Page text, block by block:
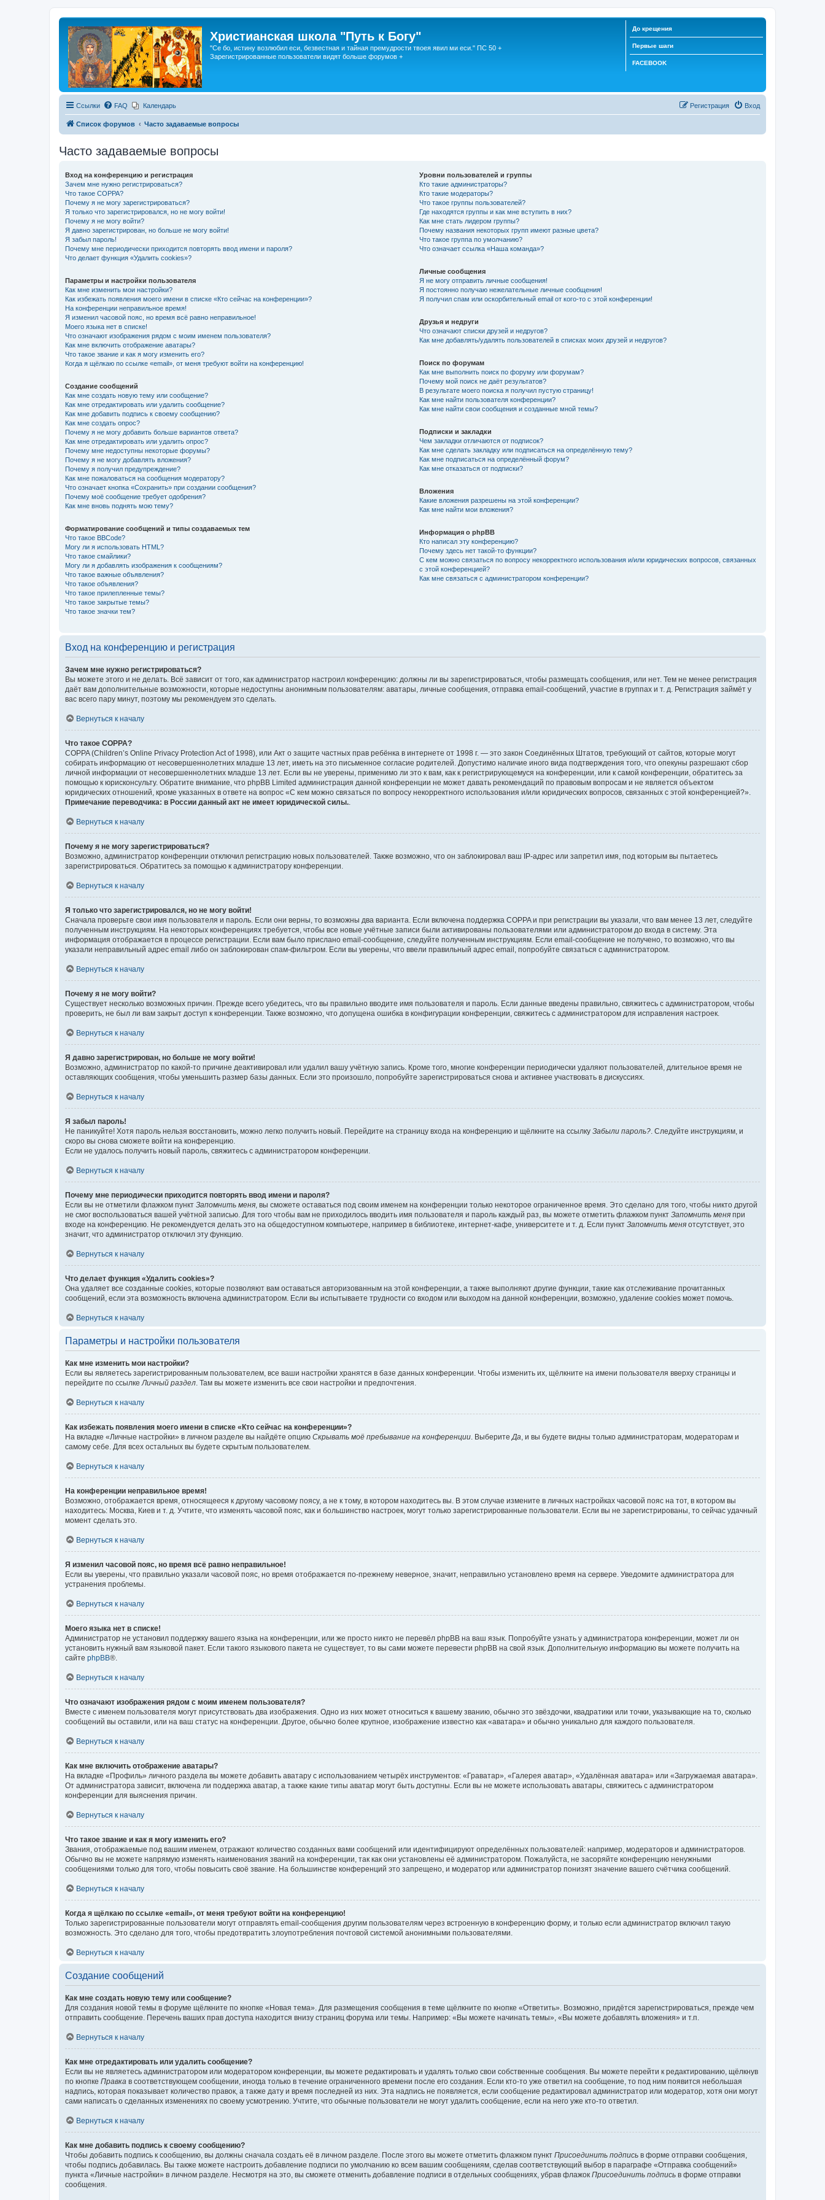
Христианская школа "Путь к Богу"
"Се бо, истину возлюбил еси, безвестная и тайная премудрости твоея явил ми еси." ПС 50 +
Зарегистрированные пользователи видят больше форумов +
До крещения
Первые шаги
FACEBOOK
Ссылки FAQ Календарь Вход
Регистрация
Список форумов Часто задаваемые вопросы
Часто задаваемые вопросы
Вход на конференцию и регистрация
Зачем мне нужно регистрироваться?
Что такое COPPA?
Почему я не могу зарегистрироваться?
Я только что зарегистрировался, но не могу войти!
Почему я не могу войти?
Я давно зарегистрирован, но больше не могу войти!
Я забыл пароль!
Почему мне периодически приходится повторять ввод имени и пароля?
Что делает функция «Удалить cookies»?
Параметры и настройки пользователя
Как мне изменить мои настройки?
Как избежать появления моего имени в списке «Кто сейчас на конференции»?
На конференции неправильное время!
Я изменил часовой пояс, но время всё равно неправильное!
Моего языка нет в списке!
Что означают изображения рядом с моим именем пользователя?
Как мне включить отображение аватары?
Что такое звание и как я могу изменить его?
Когда я щёлкаю по ссылке «email», от меня требуют войти на конференцию!
Создание сообщений
Как мне создать новую тему или сообщение?
Как мне отредактировать или удалить сообщение?
Как мне добавить подпись к своему сообщению?
Как мне создать опрос?
Почему я не могу добавить больше вариантов ответа?
Как мне отредактировать или удалить опрос?
Почему мне недоступны некоторые форумы?
Почему я не могу добавлять вложения?
Почему я получил предупреждение?
Как мне пожаловаться на сообщения модератору?
Что означает кнопка «Сохранить» при создании сообщения?
Почему моё сообщение требует одобрения?
Как мне вновь поднять мою тему?
Форматирование сообщений и типы создаваемых тем
Что такое BBCode?
Могу ли я использовать HTML?
Что такое смайлики?
Могу ли я добавлять изображения к сообщениям?
Что такое важные объявления?
Что такое объявления?
Что такое прилепленные темы?
Что такое закрытые темы?
Что такое значки тем?
Уровни пользователей и группы
Кто такие администраторы?
Кто такие модераторы?
Что такое группы пользователей?
Где находятся группы и как мне вступить в них?
Как мне стать лидером группы?
Почему названия некоторых групп имеют разные цвета?
Что такое группа по умолчанию?
Что означает ссылка «Наша команда»?
Личные сообщения
Я не могу отправить личные сообщения!
Я постоянно получаю нежелательные личные сообщения!
Я получил спам или оскорбительный email от кого-то с этой конференции!
Друзья и недруги
Что означают списки друзей и недругов?
Как мне добавлять/удалять пользователей в списках моих друзей и недругов?
Поиск по форумам
Как мне выполнить поиск по форуму или форумам?
Почему мой поиск не даёт результатов?
В результате моего поиска я получил пустую страницу!
Как мне найти пользователя конференции?
Как мне найти свои сообщения и созданные мной темы?
Подписки и закладки
Чем закладки отличаются от подписок?
Как мне сделать закладку или подписаться на определённую тему?
Как мне подписаться на определённый форум?
Как мне отказаться от подписки?
Вложения
Какие вложения разрешены на этой конференции?
Как мне найти мои вложения?
Информация о phpBB
Кто написал эту конференцию?
Почему здесь нет такой-то функции?
С кем можно связаться по вопросу некорректного использования и/или юридических вопросов, связанных
с этой конференцией?
Как мне связаться с администратором конференции?
Вход на конференцию и регистрация
Зачем мне нужно регистрироваться?
Вы можете этого и не делать. Всё зависит от того, как администратор настроил конференцию: должны ли вы зарегистрироваться, чтобы размещать сообщения, или нет. Тем не менее регистрация
даёт вам дополнительные возможности, которые недоступны анонимным пользователям: аватары, личные сообщения, отправка email-сообщений, участие в группах и т. д. Регистрация займёт у
вас всего пару минут, поэтому мы рекомендуем это сделать.
Вернуться к началу
Что такое COPPA?
COPPA (Children’s Online Privacy Protection Act of 1998), или Акт о защите частных прав ребёнка в интернете от 1998 г. — это закон Соединённых Штатов, требующий от сайтов, которые могут
собирать информацию от несовершеннолетних младше 13 лет, иметь на это письменное согласие родителей. Допустимо наличие иного вида подтверждения того, что опекуны разрешают сбор
личной информации от несовершеннолетних младше 13 лет. Если вы не уверены, применимо ли это к вам, как к регистрирующемуся на конференции, или к самой конференции, обратитесь за
помощью к юрисконсульту. Обратите внимание, что phpBB Limited администрация данной конференции не может давать рекомендаций по правовым вопросам и не является объектом
юридических отношений, кроме указанных в ответе на вопрос «С кем можно связаться по вопросу некорректного использования и/или юридических вопросов, связанных с этой конференцией?».
Примечание переводчика: в России данный акт не имеет юридической силы..
Вернуться к началу
Почему я не могу зарегистрироваться?
Возможно, администратор конференции отключил регистрацию новых пользователей. Также возможно, что он заблокировал ваш IP-адрес или запретил имя, под которым вы пытаетесь
зарегистрироваться. Обратитесь за помощью к администратору конференции.
Вернуться к началу
Я только что зарегистрировался, но не могу войти!
Сначала проверьте свои имя пользователя и пароль. Если они верны, то возможны два варианта. Если включена поддержка COPPA и при регистрации вы указали, что вам менее 13 лет, следуйте
полученным инструкциям. На некоторых конференциях требуется, чтобы все новые учётные записи были активированы пользователями или администратором до входа в систему. Эта
информация отображается в процессе регистрации. Если вам было прислано email-сообщение, следуйте полученным инструкциям. Если email-сообщение не получено, то возможно, что вы
указали неправильный адрес email либо он заблокирован спам-фильтром. Если вы уверены, что ввели правильный адрес email, попробуйте связаться с администратором.
Вернуться к началу
Почему я не могу войти?
Существует несколько возможных причин. Прежде всего убедитесь, что вы правильно вводите имя пользователя и пароль. Если данные введены правильно, свяжитесь с администратором, чтобы
проверить, не был ли вам закрыт доступ к конференции. Также возможно, что допущена ошибка в конфигурации конференции, свяжитесь с администратором для исправления настроек.
Вернуться к началу
Я давно зарегистрирован, но больше не могу войти!
Возможно, администратор по какой-то причине деактивировал или удалил вашу учётную запись. Кроме того, многие конференции периодически удаляют пользователей, длительное время не
оставляющих сообщения, чтобы уменьшить размер базы данных. Если это произошло, попробуйте зарегистрироваться снова и активнее участвовать в дискуссиях.
Вернуться к началу
Я забыл пароль!
Не паникуйте! Хотя пароль нельзя восстановить, можно легко получить новый. Перейдите на страницу входа на конференцию и щёлкните на ссылку Забыли пароль?. Следуйте инструкциям, и
скоро вы снова сможете войти на конференцию.
Если не удалось получить новый пароль, свяжитесь с администратором конференции.
Вернуться к началу
Почему мне периодически приходится повторять ввод имени и пароля?
Если вы не отметили флажком пункт Запомнить меня, вы сможете оставаться под своим именем на конференции только некоторое ограниченное время. Это сделано для того, чтобы никто другой
не смог воспользоваться вашей учётной записью. Для того чтобы вам не приходилось вводить имя пользователя и пароль каждый раз, вы можете отметить флажком пункт Запомнить меня при
входе на конференцию. Не рекомендуется делать это на общедоступном компьютере, например в библиотеке, интернет-кафе, университете и т. д. Если пункт Запомнить меня отсутствует, это
значит, что администратор отключил эту функцию.
Вернуться к началу
Что делает функция «Удалить cookies»?
Она удаляет все созданные cookies, которые позволяют вам оставаться авторизованным на этой конференции, а также выполняют другие функции, такие как отслеживание прочитанных
сообщений, если эта возможность включена администратором. Если вы испытываете трудности со входом или выходом на данной конференции, возможно, удаление cookies может помочь.
Вернуться к началу
Параметры и настройки пользователя
Как мне изменить мои настройки?
Если вы являетесь зарегистрированным пользователем, все ваши настройки хранятся в базе данных конференции. Чтобы изменить их, щёлкните на имени пользователя вверху страницы и
перейдите по ссылкеЛичный раздел. Там вы можете изменить все свои настройки и предпочтения.
Вернуться к началу
Как избежать появления моего имени в списке «Кто сейчас на конференции»?
На вкладке «Личные настройки» в личном разделе вы найдёте опцию Скрывать моё пребывание на конференции. ВыберитеДа, и вы будете видны только администраторам, модераторам и
самому себе. Для всех остальных вы будете скрытым пользователем.
Вернуться к началу
На конференции неправильное время!
Возможно, отображается время, относящееся к другому часовому поясу, а не к тому, в котором находитесь вы. В этом случае измените в личных настройках часовой пояс на тот, в котором вы
находитесь: Москва, Киев и т. д. Учтите, что изменять часовой пояс, как и большинство настроек, могут только зарегистрированные пользователи. Если вы не зарегистрированы, то сейчас удачный
момент сделать это.
Вернуться к началу
Я изменил часовой пояс, но время всё равно неправильное!
Если вы уверены, что правильно указали часовой пояс, но время отображается по-прежнему неверное, значит, неправильно установлено время на сервере. Уведомите администратора для
устранения проблемы.
Вернуться к началу
Моего языка нет в списке!
Администратор не установил поддержку вашего языка на конференции, или же просто никто не перевёл phpBB на ваш язык. Попробуйте узнать у администратора конференции, может ли он
установить нужный вам языковой пакет. Если такого языкового пакета не существует, то вы сами можете перевести phpBB на свой язык. Дополнительную информацию вы можете получить на
сайте phpBB®.
Вернуться к началу
Что означают изображения рядом с моим именем пользователя?
Вместе с именем пользователя могут присутствовать два изображения. Одно из них может относиться к вашему званию, обычно это звёздочки, квадратики или точки, указывающие на то, сколько
сообщений вы оставили, или на ваш статус на конференции. Другое, обычно более крупное, изображение известно как «аватара» и обычно уникально для каждого пользователя.
Вернуться к началу
Как мне включить отображение аватары?
На вкладке «Профиль» личного раздела вы можете добавить аватару с использованием четырёх инструментов: «Граватар», «Галерея аватар», «Удалённая аватара» или «Загружаемая аватара».
От администратора зависит, включена ли поддержка аватар, а также какие типы аватар могут быть доступны. Если вы не можете использовать аватары, свяжитесь с администратором
конференции для выяснения причин.
Вернуться к началу
Что такое звание и как я могу изменить его?
Звания, отображаемые под вашим именем, отражают количество созданных вами сообщений или идентифицируют определённых пользователей: например, модераторов и администраторов.
Обычно вы не можете напрямую изменять наименования званий на конференции, так как они установлены её администратором. Пожалуйста, не засоряйте конференцию ненужными
сообщениями только для того, чтобы повысить своё звание. На большинстве конференций это запрещено, и модератор или администратор понизят значение вашего счётчика сообщений.
Вернуться к началу
Когда я щёлкаю по ссылке «email», от меня требуют войти на конференцию!
Только зарегистрированные пользователи могут отправлять email-сообщения другим пользователям через встроенную в конференцию форму, и только если администратор включил такую
возможность. Это сделано для того, чтобы предотвратить злоупотребления почтовой системой анонимными пользователями.
Вернуться к началу
Создание сообщений
Как мне создать новую тему или сообщение?
Для создания новой темы в форуме щёлкните по кнопке «Новая тема». Для размещения сообщения в теме щёлкните по кнопке «Ответить». Возможно, придётся зарегистрироваться, прежде чем
отправить сообщение. Перечень ваших прав доступа находится внизу страниц форума или темы. Например: «Вы можете начинать темы», «Вы можете добавлять вложения» и т.п.
Вернуться к началу
Как мне отредактировать или удалить сообщение?
Если вы не являетесь администратором или модератором конференции, вы можете редактировать и удалять только свои собственные сообщения. Вы можете перейти к редактированию, щёлкнув
по кнопке Правка в соответствующем сообщении, иногда только в течение ограниченного времени после его создания. Если кто-то уже ответил на сообщение, то под ним появится небольшая
надпись, которая показывает количество правок, а также дату и время последней из них. Эта надпись не появляется, если сообщение редактировал администратор или модератор, хотя они могут
сами написать о сделанных изменениях по своему усмотрению. Учтите, что обычные пользователи не могут удалить сообщение, если на него уже кто-то ответил.
Вернуться к началу
Как мне добавить подпись к своему сообщению?
Чтобы добавить подпись к сообщению, вы должны сначала создать её в личном разделе. После этого вы можете отметить флажком пункт Присоединить подпись в форме отправки сообщения,
чтобы подпись добавилась. Вы также можете настроить добавление подписи по умолчанию ко всем вашим сообщениям, сделав соответствующий выбор в параграфе «Отправка сообщений»
пункта «Личные настройки» в личном разделе. Несмотря на это, вы сможете отменить добавление подписи в отдельных сообщениях, убрав флажок Присоединить подпись в форме отправки
сообщения.